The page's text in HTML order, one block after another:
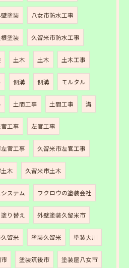
塗装 八女市防水工事
塗装 久留米市防水工事
土木 土木 土木工事
側溝 側溝 モルタル
土間工事 土間工事 溝
官工事 左官工事
官工事 久留米市左官工事
木 久留米市土木
ステム フクロウの塗装会社
塗り替え 外壁塗装久留米市
留米 塗装久留米 塗装大川
塗装筑後市 塗装屋八女市